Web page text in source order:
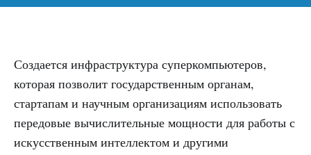
Создается инфраструктура суперкомпьютеров,
которая позволит государственным органам,
стартапам и научным организациям использовать
передовые вычислительные мощности для работы с
искусственным интеллектом и другими